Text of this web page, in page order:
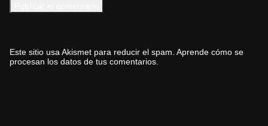
Este sitio usa Akismet para reducir el spam. Aprende cómo se
procesan los datos de tus comentarios.